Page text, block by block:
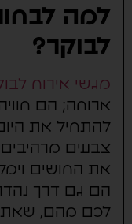
למה
לבוקר?
מגשי אירוח
ארוחה; הם
להתחיל את היום
צבעים מרהיבים
את החושים
הם גם דרך
לכם מהם,